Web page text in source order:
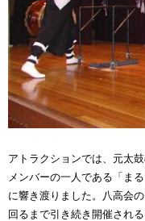
アトラクションでは、元太
メンバーの一人である「ま
に響き渡りました。八高会
回るまで引き続き開催され